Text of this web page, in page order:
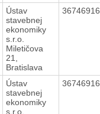
Ústav
stavebnej
ekonomiky
s.r.o.
Miletičova
21,
Bratislava
Ústav
stavebnej
ekonomiky
s.r.o.